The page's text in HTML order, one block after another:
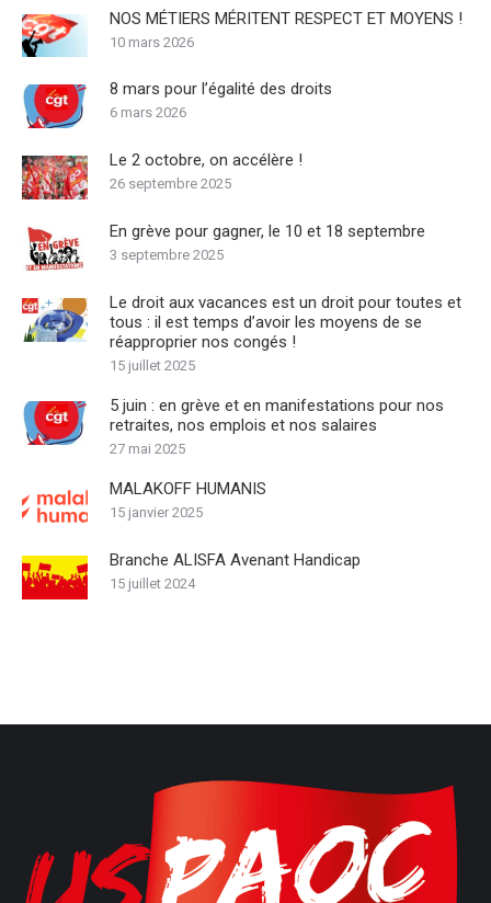
NOS MÉTIERS MÉRITENT RESPECT ET MOYENS !
10 mars 2026
8 mars pour l’égalité des droits
6 mars 2026
Le 2 octobre, on accélère !
26 septembre 2025
En grève pour gagner, le 10 et 18 septembre
3 septembre 2025
Le droit aux vacances est un droit pour toutes et
tous : il est temps d’avoir les moyens de se
réapproprier nos congés !
15 juillet 2025
5 juin : en grève et en manifestations pour nos
retraites, nos emplois et nos salaires
27 mai 2025
MALAKOFF HUMANIS
15 janvier 2025
Branche ALISFA Avenant Handicap
15 juillet 2024